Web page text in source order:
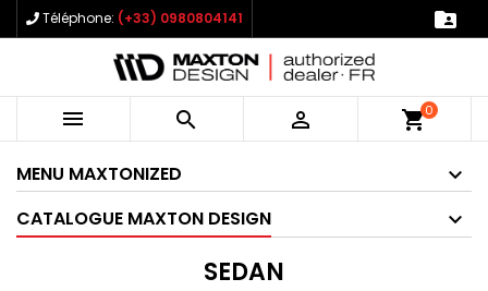
Téléphone: (+33) 0980804141 
   shopping_cart0
MENU MAXTONIZED
CATALOGUE MAXTON DESIGN
SEDAN